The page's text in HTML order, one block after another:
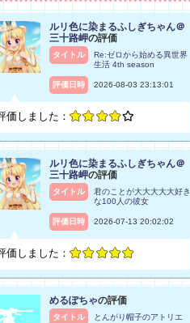
ルリ色に染まるふしぎちゃん＠
三十路岬の評価
タイトル
Re:ゼロから始める異世界
生活 4th season
評価日時 2026-08-03 23:13:01
価しました：
ルリ色に染まるふしぎちゃん＠
三十路岬の評価
タイトル
君のことが大大大大大好き
な100人の彼女
評価日時 2026-07-13 20:02:02
価しました：
めるぽちゃの評価
タイトル とんがり帽子のアトリエ